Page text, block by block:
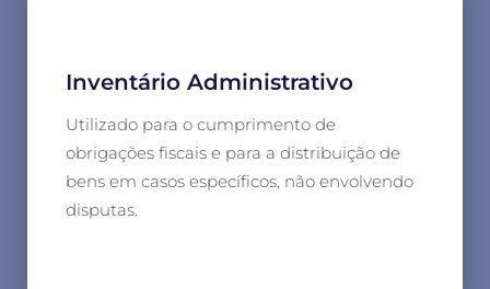
Inventário Administrativo
Utilizado para o cumprimento de
obrigações fiscais e para a distribuição de
bens em casos específicos, não envolvendo
disputas.